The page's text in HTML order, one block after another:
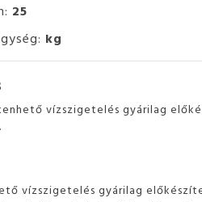
25
kg
vízszigetelés gyárilag
vízszigetelés gyárilag